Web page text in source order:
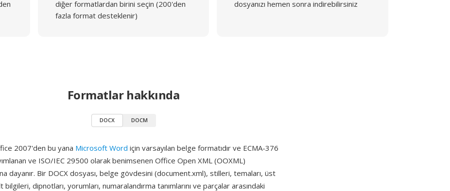
diğer formatlardan birini seçin (200'den
fazla format desteklenir)
dosyanızı hemen sonra indirebilirsiniz
Formatlar hakkında
DOCX DOCM
2007'den bu yana Microsoft Word için varsayılan belge formatıdır ve ECMA-376
ve ISO/IEC 29500 olarak benimsenen Office Open XML (OOXML)
dayanır. Bir DOCX dosyası, belge gövdesini (document.xml), stilleri, temaları, üst
bilgileri, dipnotları, yorumları, numaralandırma tanımlarını ve parçalar arasındaki